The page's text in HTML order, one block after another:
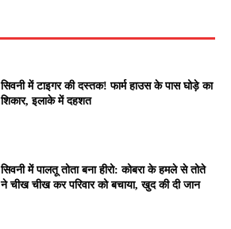
सिवनी में टाइगर की दस्तक! फार्म हाउस के पास घोड़े का
शिकार, इलाके में दहशत
सिवनी में पालतू तोता बना हीरो: कोबरा के हमले से तोते
ने चीख चीख कर परिवार को बचाया, खुद की दी जान